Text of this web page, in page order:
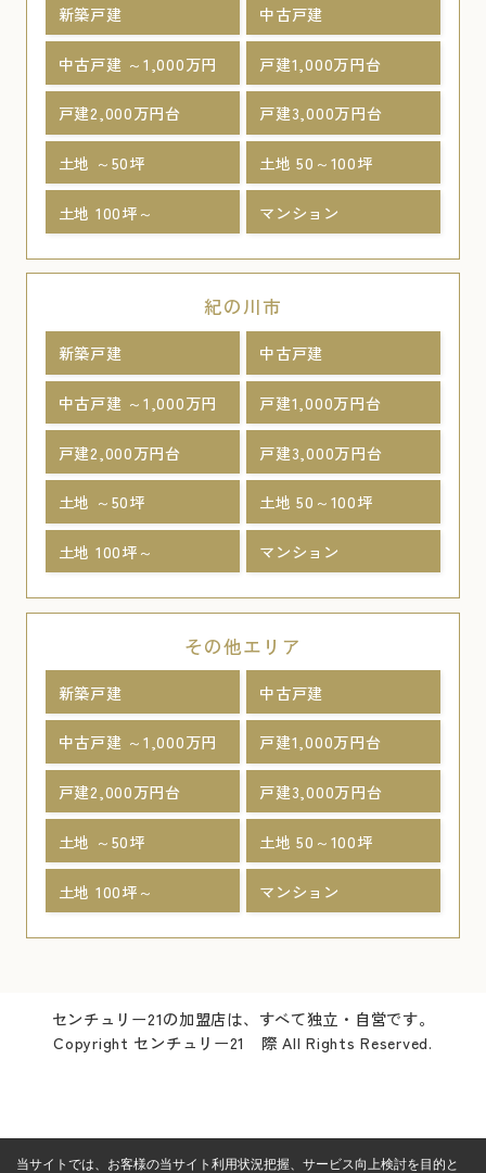
新築戸建 中古戸建
中古戸建 ～1,000万円 戸建1,000万円台
戸建2,000万円台 戸建3,000万円台
土地 ～50坪 土地 50～100坪
土地 100坪～ マンション
紀の川市
新築戸建 中古戸建
中古戸建 ～1,000万円 戸建1,000万円台
戸建2,000万円台 戸建3,000万円台
土地 ～50坪 土地 50～100坪
土地 100坪～ マンション
その他エリア
新築戸建 中古戸建
中古戸建 ～1,000万円 戸建1,000万円台
戸建2,000万円台 戸建3,000万円台
土地 ～50坪 土地 50～100坪
土地 100坪～ マンション
センチュリー21の加盟店は、すべて独立・自営です。
Copyright センチュリー21 際 All Rights Reserved.
当サイトでは、お客様の当サイト利用状況把握、サービス向上検討を目的と